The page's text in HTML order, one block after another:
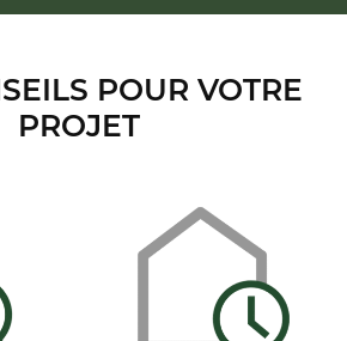
POUR VOTRE
PROJET